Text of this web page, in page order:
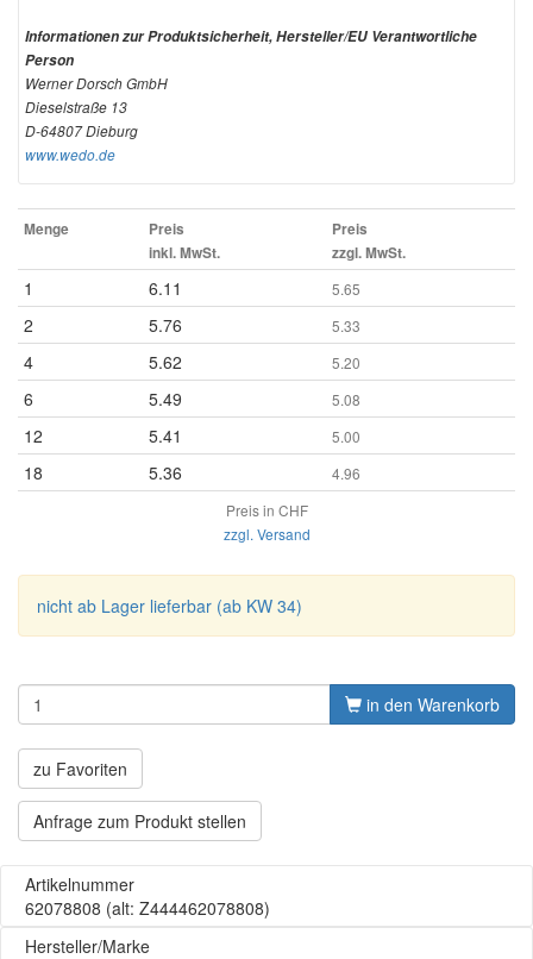
Informationen zur Produktsicherheit, Hersteller/EU Verantwortliche
Person
Werner Dorsch GmbH
Dieselstraße 13
D-64807 Dieburg
www.wedo.de
Menge
Preis
inkl. MwSt.
Preis
zzgl. MwSt.
1 6.11 5.65
2 5.76 5.33
4 5.62 5.20
6 5.49 5.08
12 5.41 5.00
18 5.36
4.96
Preis in CHF
zzgl. Versand
nicht ab Lager lieferbar (ab KW 34)
in den Warenkorb
zu Favoriten
Anfrage zum Produkt stellen
Artikelnummer
62078808 (alt: Z444462078808)
Hersteller/Marke